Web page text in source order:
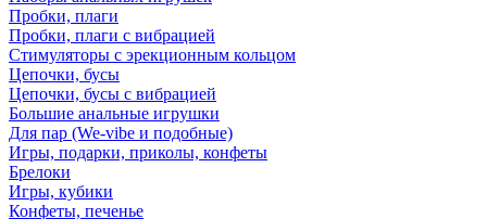
Пробки, плаги
Пробки, плаги с вибрацией
Стимуляторы с эрекционным кольцом
Цепочки, бусы
Цепочки, бусы с вибрацией
Большие анальные игрушки
Для пар (We-vibe и подобные)
Игры, подарки, приколы, конфеты
Брелоки
Игры, кубики
Конфеты, печенье